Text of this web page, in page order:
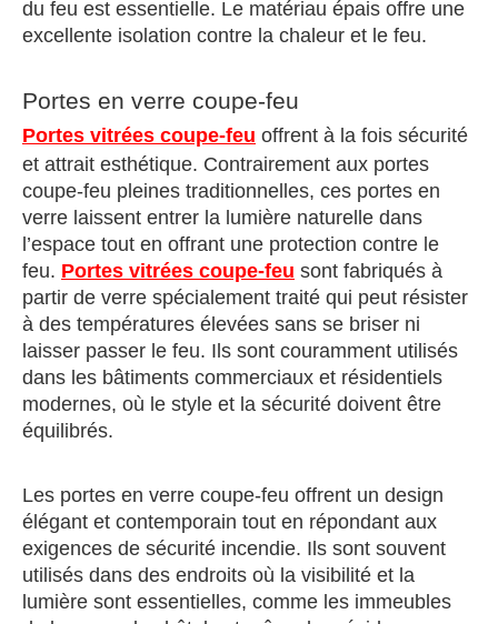
du feu est essentielle. Le matériau épais offre une
excellente isolation contre la chaleur et le feu.
Portes en verre coupe-feu
Portes vitrées coupe-feu offrent à la fois sécurité
et attrait esthétique. Contrairement aux portes
coupe-feu pleines traditionnelles, ces portes en
verre laissent entrer la lumière naturelle dans
l’espace tout en offrant une protection contre le
feu. Portes vitrées coupe-feu sont fabriqués à
partir de verre spécialement traité qui peut résister
à des températures élevées sans se briser ni
laisser passer le feu. Ils sont couramment utilisés
dans les bâtiments commerciaux et résidentiels
modernes, où le style et la sécurité doivent être
équilibrés.
Les portes en verre coupe-feu offrent un design
élégant et contemporain tout en répondant aux
exigences de sécurité incendie. Ils sont souvent
utilisés dans des endroits où la visibilité et la
lumière sont essentielles, comme les immeubles